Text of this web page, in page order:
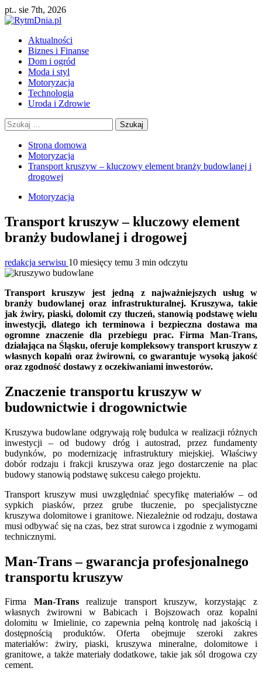
Przejdź
do
pt.. sie 7th, 2026
Menu
główne
Aktualności
Biznes i Finanse
Dom i ogród
Moda i styl
Motoryzacja
Technologia
Uroda i Zdrowie
Szukaj:
Strona domowa
Motoryzacja
Transport kruszyw – kluczowy element branży budowlanej i
drogowej
Motoryzacja
Transport kruszyw – kluczowy element
branży budowlanej i drogowej
redakcja serwisu 10 miesięcy temu 3 min odczytu
Transport kruszyw jest jedną z najważniejszych usług w
branży budowlanej oraz infrastrukturalnej. Kruszywa, takie
jak żwiry, piaski, dolomit czy tłuczeń, stanowią podstawę wielu
inwestycji, dlatego ich terminowa i bezpieczna dostawa ma
ogromne znaczenie dla przebiegu prac. Firma Man-Trans,
działająca na Śląsku, oferuje kompleksowy transport kruszyw z
własnych kopalń oraz żwirowni, co gwarantuje wysoką jakość
oraz zgodność dostawy z oczekiwaniami inwestorów.
Znaczenie transportu kruszyw w
budownictwie i drogownictwie
Kruszywa budowlane odgrywają rolę budulca w realizacji różnych
inwestycji – od budowy dróg i autostrad, przez fundamenty
budynków, po modernizację infrastruktury miejskiej. Właściwy
dobór rodzaju i frakcji kruszywa oraz jego dostarczenie na plac
budowy stanowią podstawę sukcesu całego projektu.
Transport kruszyw musi uwzględniać specyfikę materiałów – od
sypkich piasków, przez grube tłuczenie, po specjalistyczne
kruszywa dolomitowe i granitowe. Niezależnie od rodzaju, dostawa
musi odbywać się na czas, bez strat surowca i zgodnie z wymogami
technicznymi.
Man-Trans – gwarancja profesjonalnego
transportu kruszyw
Firma Man-Transrealizuje transport kruszyw, korzystając z
własnych żwirowni w Babicach i Bojszowach oraz kopalni
dolomitu w Imielinie, co zapewnia pełną kontrolę nad jakością i
dostępnością produktów. Oferta obejmuje szeroki zakres
materiałów: żwiry, piaski, kruszywa mineralne, dolomitowe i
granitowe, a także materiały dodatkowe, takie jak sól drogowa czy
cement.